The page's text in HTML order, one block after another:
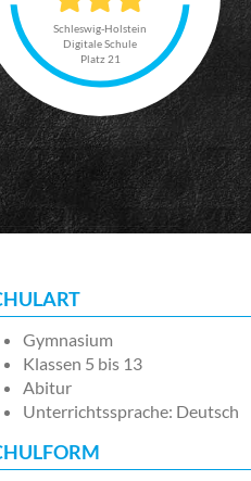
Schleswig-Holstein
Digitale Schule
Platz 21
Gymnasium
Klassen 5 bis 13
Abitur
Unterrichtssprache: Deutsch